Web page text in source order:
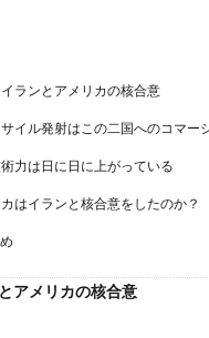
ランとアメリカの核合意
イル発射はこの二国へのコマー
力は日に日に上がっている
はイランと核合意をしたのか？
アメリカの核合意